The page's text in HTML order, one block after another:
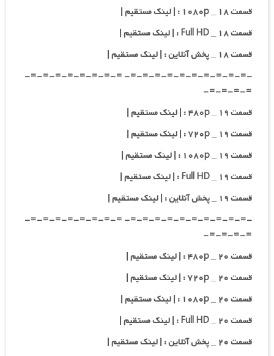
قسمت ۱۸ _ ۱۰۸۰p : | لینک مستقیم |
قسمت ۱۸ _ Full HD : | لینک مستقیم |
قسمت ۱۸ _ پخش آنلاین : | لینک مستقیم |
-=-=-=-=-=-=-=-=-=-=- =-=-=-=-=-=-=-=-
=-=-=-=-
قسمت ۱۹ _ ۴۸۰p : | لینک مستقیم |
قسمت ۱۹ _ ۷۲۰p : | لینک مستقیم |
قسمت ۱۹ _ ۱۰۸۰p : | لینک مستقیم |
قسمت ۱۹ _ Full HD : | لینک مستقیم |
قسمت ۱۹ _ پخش آنلاین : | لینک مستقیم |
-=-=-=-=-=-=-=-=-=-=- =-=-=-=-=-=-=-=-
=-=-=-=-
قسمت ۲۰ _ ۴۸۰p : | لینک مستقیم |
قسمت ۲۰ _ ۷۲۰p : | لینک مستقیم |
قسمت ۲۰ _ ۱۰۸۰p : | لینک مستقیم |
قسمت ۲۰ _ Full HD : | لینک مستقیم |
قسمت ۲۰ _ پخش آنلاین : | لینک مستقیم |